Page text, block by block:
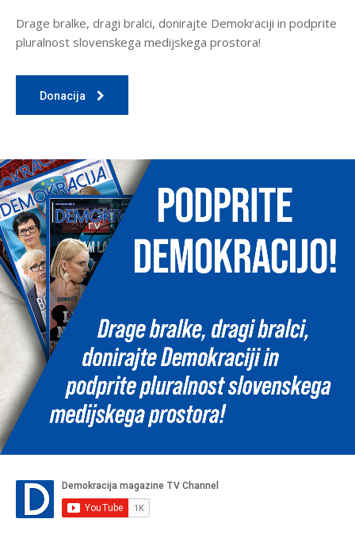
Drage bralke, dragi bralci, donirajte Demokraciji in podprite
pluralnost slovenskega medijskega prostora!
Donacija